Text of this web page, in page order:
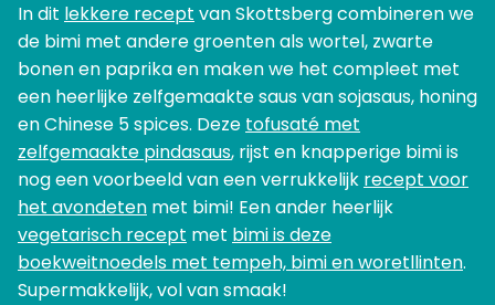
In dit lekkere recept van Skottsberg combineren we
de bimi met andere groenten als wortel, zwarte
bonen en paprika en maken we het compleet met
een heerlijke zelfgemaakte saus van sojasaus, honing
en Chinese 5 spices. Deze tofusaté met
zelfgemaakte pindasaus, rijst en knapperige bimi is
nog een voorbeeld van een verrukkelijk recept voor
het avondeten met bimi! Een ander heerlijk
vegetarisch recept met bimi is deze
boekweitnoedels met tempeh, bimi en woretllinten.
Supermakkelijk, vol van smaak!